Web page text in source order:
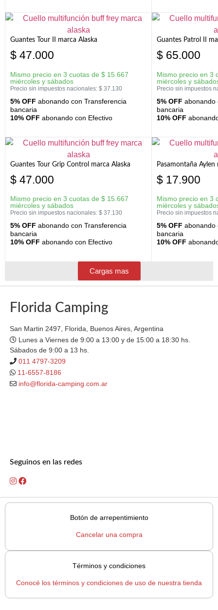
Guantes Tour II marca Alaska
$ 47.000
Mismo precio en 3 cuotas de $ 15.667
miércoles y sábados
Precio sin impuestos nacionales: $ 37.130
5% OFF abonando con Transferencia
bancaria
10% OFF abonando con Efectivo
Guantes Patrol II
$ 65.000
Mismo precio en 3
miércoles y
Precio sin impuestos
5% OFF abonando
bancaria
10% OFF
Guantes Tour Grip Control marca Alaska
$ 47.000
Mismo precio en 3 cuotas de $ 15.667
miércoles y sábados
Precio sin impuestos nacionales: $ 37.130
5% OFF abonando con Transferencia
bancaria
10% OFF abonando con Efectivo
Pasamontaña Aylen
$ 17.900
Mismo precio en 3
miércoles y
Precio sin impuestos
5% OFF abonando
bancaria
10% OFF
Cargas mas
Florida Camping
San Martin 2497, Florida, Buenos Aires, Argentina
Lunes a Viernes de 9:00 a 13:00 y de 15:00 a 18:30 hs.
Sábados de 9:00 a 13 hs.
011 4797-3209
11-6557-8186
info@florida-camping.com.ar
Seguinos en las redes
Botón de arrepentimiento
Cancelar una compra
Términos y condiciones
Conocé los términos y condiciones de uso de nuestra tienda